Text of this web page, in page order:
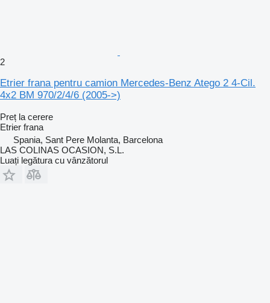
2
Etrier frana pentru camion Mercedes-Benz Atego 2 4-Cil.
4x2 BM 970/2/4/6 (2005->)
Preț la cerere
Etrier frana
Spania, Sant Pere Molanta, Barcelona
LAS COLINAS OCASION, S.L.
Luați legătura cu vânzătorul